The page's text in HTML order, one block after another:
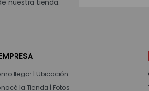
nuestra tienda.
llegar | Ubicación
la Tienda | Fotos